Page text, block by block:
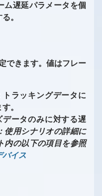
ム遅延パラメータを個
。
できます。値はフレー
ラッキングデータに
。
ータのみに対する遅
使用シナリオの詳細に
内の以下の項目を参照
バイス